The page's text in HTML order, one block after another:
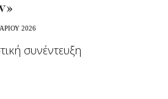
2026
συνέντευξη